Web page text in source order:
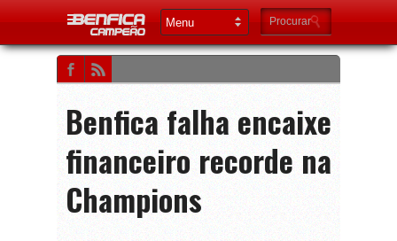
Benfica falha encaixe
financeiro recorde na
Champions